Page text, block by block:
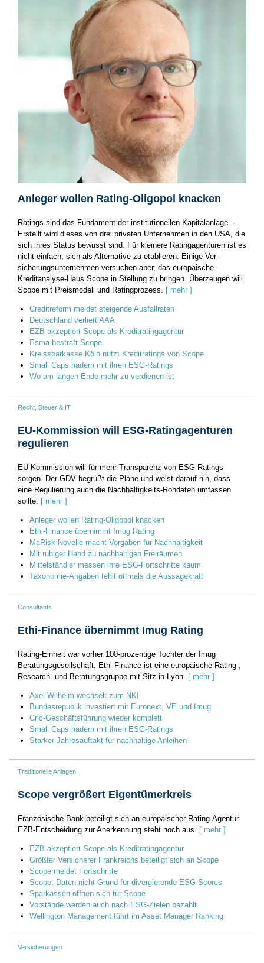
Anleger wollen Rating-Oligopol knacken
Ratings sind das Fundament der institutionellen Kapitalanlage. ­
Erstellt wird dieses von drei privaten Unternehmen in den USA, die
sich ihres Status bewusst sind. Für kleinere Ratingagenturen ist es
nicht einfach, sich als Alternative zu etablieren. Einige Ver­
sicherungsunternehmen versuchen aber, das europäische
Kreditanalyse-Haus Scope in Stellung zu bringen. Überzeugen will
Scope mit Preismodell und Ratingprozess.
[ mehr ]
Creditreform meldet steigende Ausfallraten
Deutschland verliert AAA
EZB akzeptiert Scope als Kreditratingagentur
Esma bestraft Scope
Kreissparkasse Köln nutzt Kreditratings von Scope
Small Caps hadern mit ihren ESG-Ratings
Wo am langen Ende mehr zu verdienen ist
Recht, Steuer & IT
EU-Kommission will ESG-Ratingagenturen
regulieren
EU-Kommission will für mehr Transparenz von ESG-Ratings
sorgen. Der GDV begrüßt die Pläne und weist darauf hin, dass
eine Regulierung auch die Nachhaltigkeits-Rohdaten umfassen
sollte.
[ mehr ]
Anleger wollen Rating-Oligopol knacken
Ethi-Finance übernimmt Imug Rating
MaRisk-Novelle macht Vorgaben für Nachhaltigkeit
Mit ruhiger Hand zu nachhaltigen Freiräumen
Mittelständler messen ihre ESG-Fortschritte kaum
Taxonomie-Angaben fehlt oftmals die Aussagekraft
Consultants
Ethi-Finance übernimmt Imug Rating
Rating-Einheit war vorher 100-prozentige Tochter der Imug
Beratungsgesellschaft. Ethi-Finance ist eine europäische Rating-,
Research- und Beratungsgruppe mit Sitz in Lyon.
[ mehr ]
Axel Wilhelm wechselt zum NKI
Bundesrepublik investiert mit Euronext, VE und Imug
Cric-Geschäftsführung wieder komplett
Small Caps hadern mit ihren ESG-Ratings
Starker Jahresauftakt für nachhaltige Anleihen
Traditionelle Anlagen
Scope vergrößert Eigentümerkreis
Französische Bank beteiligt sich an europäischer Rating-Agentur.
EZB-Entscheidung zur Anerkennung steht noch aus.
[ mehr ]
EZB akzeptiert Scope als Kreditratingagentur
Größter Versicherer Frankreichs beteiligt sich an Scope
Scope meldet Fortschritte
Scope: Daten nicht Grund für divergierende ESG-Scores
Sparkassen öffnen sich für Scope
Vorstände werden auch nach ESG-Zielen bezahlt
Wellington Management führt im Asset Manager Ranking
Versicherungen